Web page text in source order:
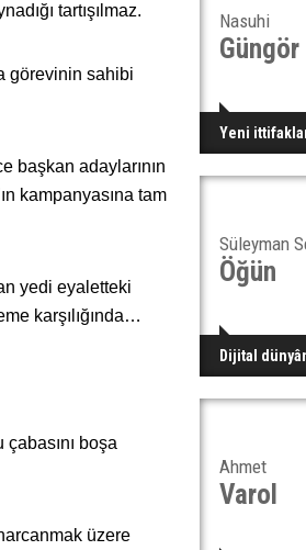
tartışılmaz.
görevinin sahibi
başkan adaylarının
kampanyasına tam
yedi eyaletteki
karşılığında…
boşa
üzere
Nasuhi
Güngör
Yeni
Süleyman
Öğün
Dijital
Ahmet
Varol